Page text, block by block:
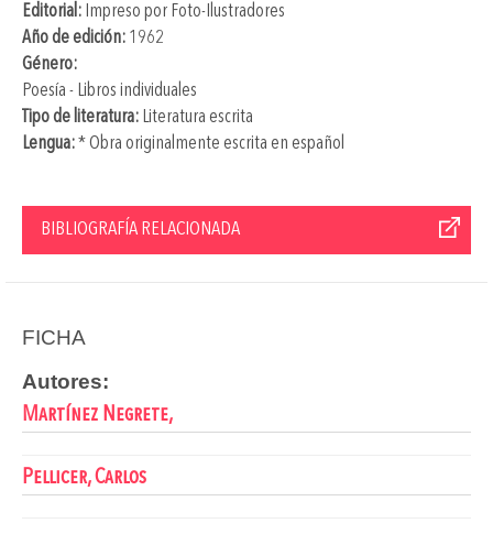
Editorial: Impreso por Foto-Ilustradores
Año de edición: 1962
Género:
Poesía - Libros individuales
Tipo de literatura: Literatura escrita
Lengua:* Obra originalmente escrita en español
BIBLIOGRAFÍA RELACIONADA
FICHA
Autores:
Martínez Negrete,
Pellicer, Carlos